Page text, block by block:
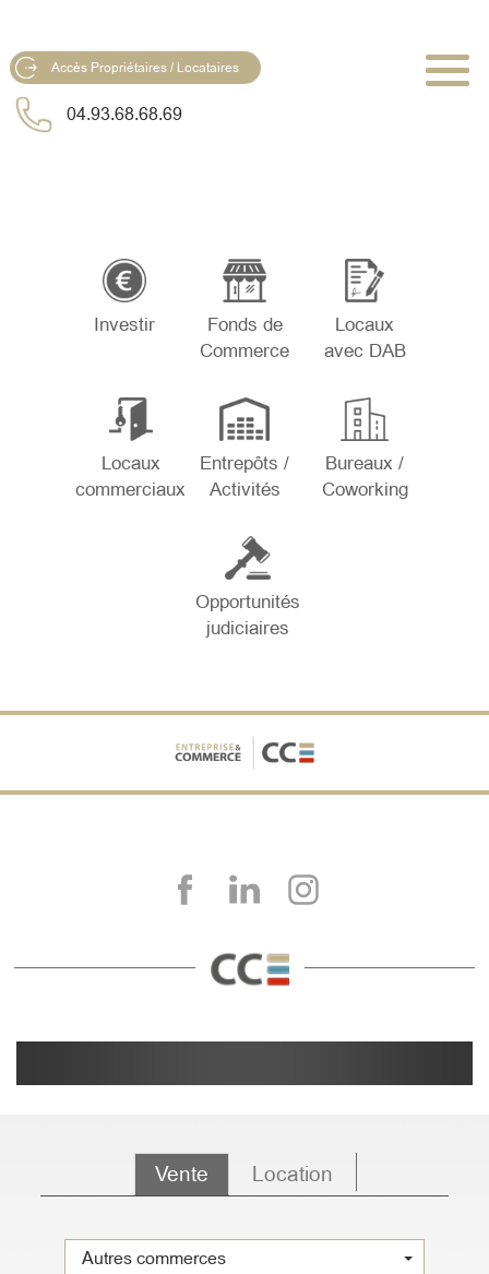
Accès Propriétaires / Locataires
04.93.68.68.69
Investir
Fonds de
Commerce
Locaux
avec DAB
Locaux
commerciaux
Entrepôts /
Activités
Bureaux /
Coworking
Opportunités
judiciaires
Vente Location
Autres commerces